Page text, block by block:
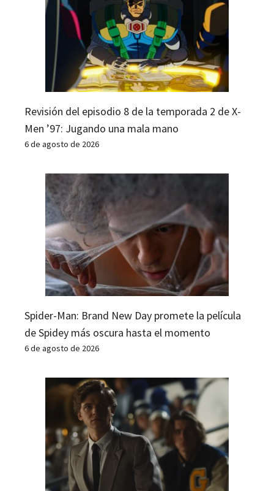
Revisión del episodio 8 de la temporada 2 de X-
Men ’97: Jugando una mala mano
6 de agosto de 2026
Spider-Man: Brand New Day promete la película
de Spidey más oscura hasta el momento
6 de agosto de 2026